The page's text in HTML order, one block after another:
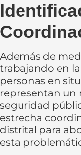
Además de
trabajando en
personas en
representan un
seguridad
estrecha
distrital para
esta